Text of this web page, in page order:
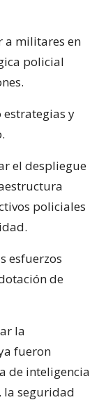
a militares en
policial
estrategias y
el despliegue
policiales
esfuerzos
de
la
fueron
de inteligencia
la seguridad